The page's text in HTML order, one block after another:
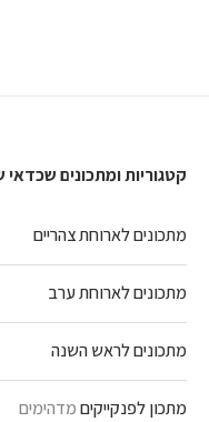
קטגוריות ומתכונים שכדאי
מתכונים לארוחת צהריים
מתכונים לארוחת ערב
מתכונים לראש השנה
מתכון לפנקייקיםמדהימים